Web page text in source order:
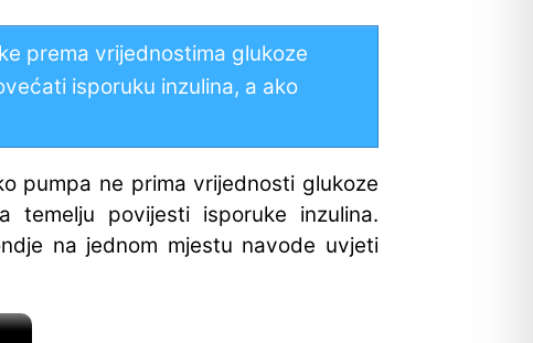
prema vrijednostima glukoze
isporuku inzulina, a ako
pumpa ne prima vrijednosti glukoze
povijesti isporuke inzulina.
na jednom mjestu navode uvjeti